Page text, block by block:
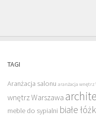
TAGI
Aranżacja salonu aranżacja wnętrz
wnętrz Warszawa
meble do sypialni białe